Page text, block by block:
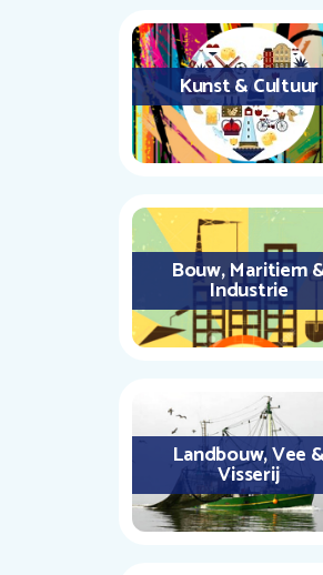
Kunst & Cultuur
Bouw, Maritiem
Industrie
Landbouw, Vee &
Visserij